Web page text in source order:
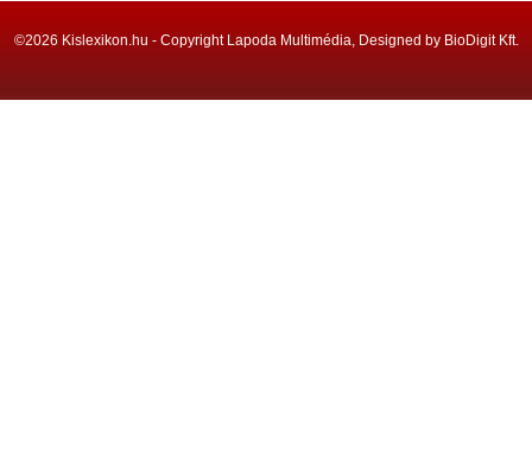
©2026 Kislexikon.hu - Copyright Lapoda Multimédia, Designed by BioDigit Kft.